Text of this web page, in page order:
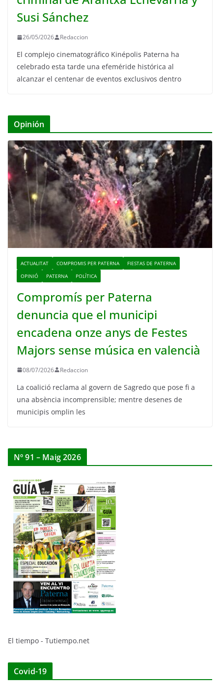
Susi Sánchez
26/05/2026 Redaccion
El complejo cinematográfico Kinépolis Paterna ha
celebrado esta tarde una efeméride histórica al
alcanzar el centenar de eventos exclusivos dentro
Opinión
ACTUALITAT COMPROMIS PER PATERNA
FIESTAS DE PATERNA
OPINIÓ
PATERNA POLÍTICA
Compromís per Paterna
denuncia que el municipi
encadena onze anys de Festes
Majors sense música en valencià
08/07/2026 Redaccion
La coalició reclama al govern de Sagredo que pose fi a
una absència incomprensible; mentre desenes de
municipis omplin les
Nº 91 – Maig 2026
El tiempo - Tutiempo.net
Covid-19